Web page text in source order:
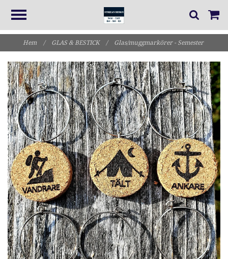
Hem / GLAS & BESTICK / Glas/muggmarkörer - Semester